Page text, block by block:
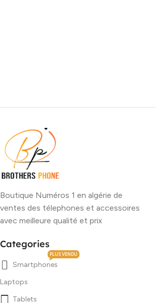
Boutique Numéros 1 en algérie de
ventes des télephones et accessoires
avec meilleure qualité et prix
Categories
Smartphones
PLUS VENDU
Laptops
Tablets